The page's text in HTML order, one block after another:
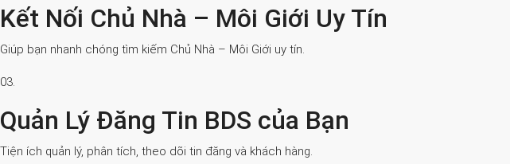
Kết Nối Chủ Nhà – Môi Giới Uy Tín
Giúp bạn nhanh chóng tìm kiếm Chủ Nhà – Môi Giới uy tín.
03.
Quản Lý Đăng Tin BDS của Bạn
Tiện ích quản lý, phân tích, theo dõi tin đăng và khách hàng.